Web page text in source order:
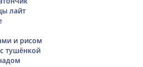
лайт
и рисом
тушёнкой